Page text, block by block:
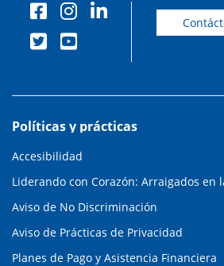
Políticas y prácticas
Accesibilidad
Liderando con Corazón: Arraigados en
Aviso de No Discriminación
Aviso de Prácticas de Privacidad
Planes de Pago y Asistencia Financiera